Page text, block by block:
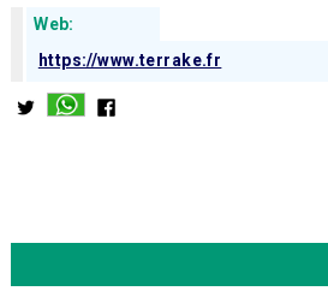
Web:
https://www.terrake.fr